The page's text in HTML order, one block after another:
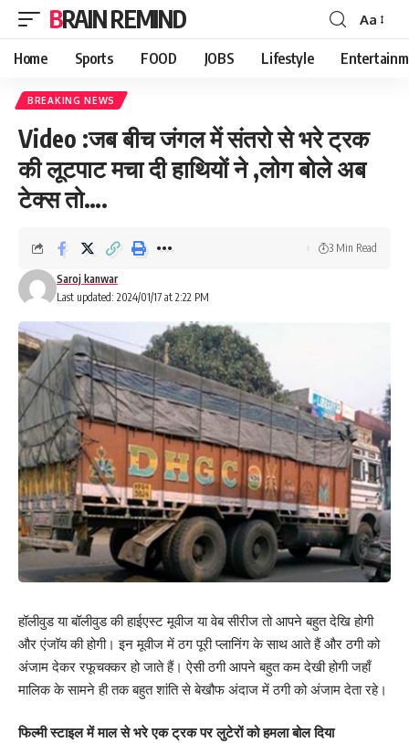
BRAIN REMIND
Font
Resizer
Aa
Home Sports FOOD JOBS Lifestyle
BREAKING NEWS
Video :जब बीच जंगल में संतरो से भरे ट्रक
की लूटपाट मचा दी हाथियों ने ,लोग बोले अब
टेक्स तो….
Last updated: 2024/01/17 at 2:22 PM
Saroj kanwar
3 Min Read
हॉलीवुड या बॉलीवुड की हाईएस्ट मूवीज या वेब सीरीज तो आपने बहुत देखि होगी
और एंजॉय की होगी। इन मूवीज में ठग पूरी प्लानिंग के साथ आते हैं और ठगी को
अंजाम देकर रफूचक्कर हो जाते हैं। ऐसी ठगी आपने बहुत कम देखी होगी जहाँ
मालिक के सामने ही तक बहुत शांति से बेखौफ अंदाज में ठगी को अंजाम देता रहे।
फिल्मी स्टाइल में माल से भरे एक ट्रक पर लुटेरों को हमला बोल दिया